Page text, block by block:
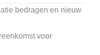
bedragen en nieuw
voor